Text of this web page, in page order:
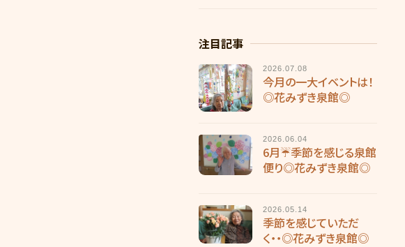
注目記事
2026.07.08
今月の一大イベントは！
◎花みずき泉館◎
2026.06.04
6月☔季節を感じる泉館
便り◎花みずき泉館◎
2026.05.14
季節を感じていただ
く・・◎花みずき泉館◎